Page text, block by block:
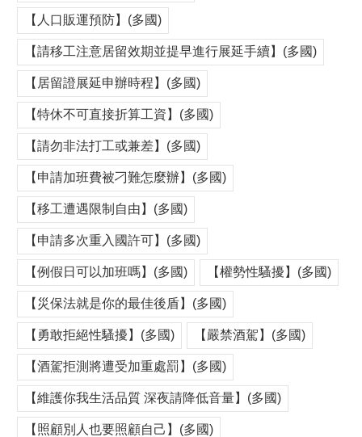
【人口販運預防】(多國)
【請移工注意居留效期並提早進行展延手續】(多國)
【居留證展延申辦時程】(多國)
【特休不可直接折算工資】(多國)
【請勿非法打工或兼差】(多國)
【申請加班費被刁難怎麼辦】(多國)
【移工遭遇限制自由】(多國)
【申請多次重入國許可】(多國)
【例假日可以加班嗎】(多國) 【權勢性騷擾】(多國)
【災保法就是你的最佳後盾】(多國)
【勇敢拒絕性騷擾】(多國) 【嚴禁酒駕】(多國)
【酒駕拒測將遭受加重處罰】(多國)
【維護你我生活品質 深夜請降低音量】(多國)
【照顧別人也要照顧自己】(多國)